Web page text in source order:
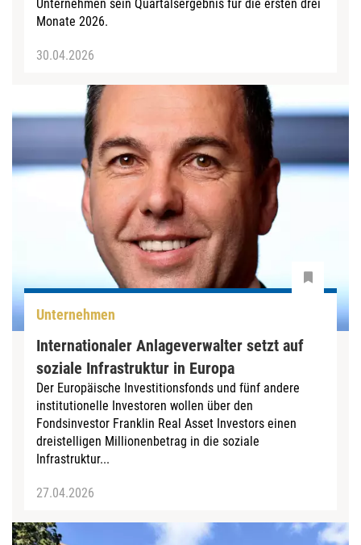
Unternehmen sein Quartalsergebnis für die ersten drei
Monate 2026.
30.04.2026
Unternehmen
Internationaler Anlageverwalter setzt auf
soziale Infrastruktur in Europa
Der Europäische Investitionsfonds und fünf andere
institutionelle Investoren wollen über den
Fondsinvestor Franklin Real Asset Investors einen
dreistelligen Millionenbetrag in die soziale
Infrastruktur...
27.04.2026